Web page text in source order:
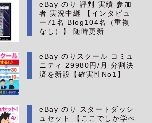
eBay のり 評判 実績 参加
者 実況中継 【インタビュ
ー71名 Blog104名（重複
なし）】 随時更新
eBay のりスクール コミュ
ニティ 29980円/月 分割決
済を新設【確実性No1】
eBay のり スタートダッシ
ュセット 【ここでしか学べ